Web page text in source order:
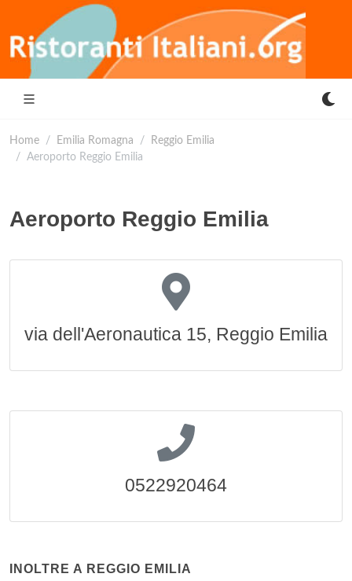
Home Emilia Romagna
Reggio Emilia
Aeroporto Reggio Emilia
Aeroporto Reggio Emilia
via dell'Aeronautica 15, Reggio Emilia
0522920464
INOLTRE A REGGIO EMILIA